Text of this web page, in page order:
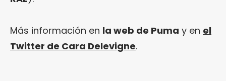
Más información en la web de Puma y en el
Twitter de Cara Delevigne.